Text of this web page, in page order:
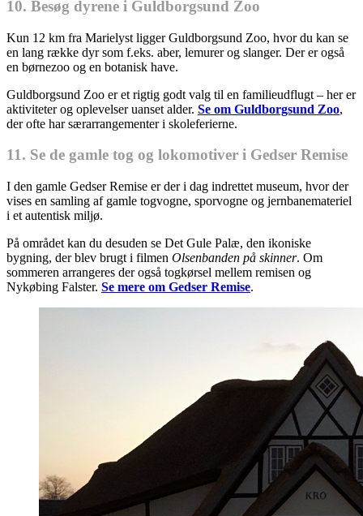
10. Besøg dyrene i Guldborgsund Zoo
Kun 12 km fra Marielyst ligger Guldborgsund Zoo, hvor du kan se
en lang række dyr som f.eks. aber, lemurer og slanger. Der er også
en børnezoo og en botanisk have.
Guldborgsund Zoo er et rigtig godt valg til en familieudflugt – her er
aktiviteter og oplevelser uanset alder. Se om Guldborgsund Zoo,
der ofte har særarrangementer i skoleferierne.
11. Se de gamle tog og lokomotiver i Gedser Remise
I den gamle Gedser Remise er der i dag indrettet museum, hvor der
vises en samling af gamle togvogne, sporvogne og jernbanemateriel
i et autentisk miljø.
På området kan du desuden se Det Gule Palæ, den ikoniske
bygning, der blev brugt i filmen Olsenbanden på skinner. Om
sommeren arrangeres der også togkørsel mellem remisen og
Nykøbing Falster. Se mere om Gedser Remise.